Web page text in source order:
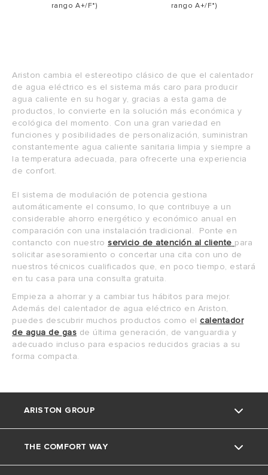
seleccionados son el
rango A+/F*)
alcanza lamáxima clase
rango A+/F*)
Ariston cambia el estereotipo clásico de que el calentador
de agua eléctrico es el sistema más caro para producir
agua caliente en su hogar y, gracias a esta gama de
productos, lo convierte en la solución más económica y
ecológica del momento. Con una gran variedad en
funciones y posibilidades de personalización, suministran
constantemente agua caliente sanitaria limpia y siempre a
la temperatura adecuada, para ofrecerte una experiencia
de confort.
El sistema de modulación de potencia gestiona
automáticamente el consumo, lo que contribuye a un
considerable ahorro energético y económico anual en
comparación con una instalación tradicional. Ponte en
contancto con nuestro servicio de atención al cliente para
solicitar asesoramiento o concertar una cita con uno de
nuestros técnicos cualificados que, en poco tiempo, estará
en tu casa para una consulta gratuita.
Empieza a ahorrar y a cambiar tus hábitos para mejor.
Además del calentador de agua eléctrico en Ariston,
puedes descubrir muchos productos como el calentador
de agua de gas de última generación, de vanguardia y
adecuado incluso para espacios reducidos gracias a su
forma compacta.
ARISTON GROUP
La marca Ariston
THE COMFORT WAY